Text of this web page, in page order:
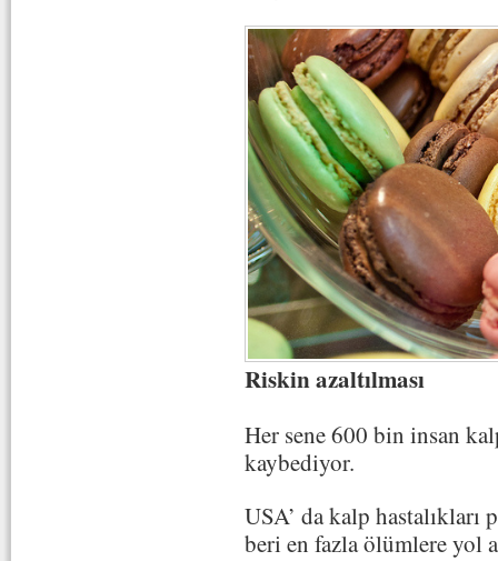
Riskin azaltılması
Her sene 600 bin insan
kaybediyor.
USA’ da kalp
beri en fazla ölümlere yol